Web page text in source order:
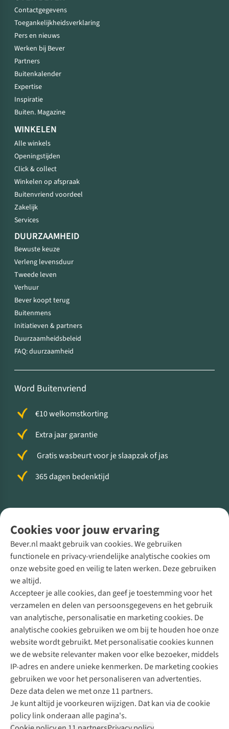
Cookies voor jouw ervaring
Bever.nl maakt gebruik van cookies. We gebruiken
functionele en privacy-vriendelijke analytische cookies om
onze website goed en veilig te laten werken. Deze gebruiken
we altijd.
Accepteer je alle cookies, dan geef je toestemming voor het
verzamelen en delen van persoonsgegevens en het gebruik
van analytische, personalisatie en marketing cookies. De
analytische cookies gebruiken we om bij te houden hoe onze
website wordt gebruikt. Met personalisatie cookies kunnen
we de website relevanter maken voor elke bezoeker, middels
IP-adres en andere unieke kenmerken. De marketing cookies
gebruiken we voor het personaliseren van advertenties.
Deze data delen we met onze 11 partners.
Je kunt altijd je voorkeuren wijzigen. Dat kan via de cookie
policy link onderaan alle pagina's.
Contactgegevens
Toegankelijkheidsverklaring
Pers en nieuws
Werken bij Bever
Partners
Buitenkalender
Expertise
Inspiratie
Buiten. Magazine
WINKELEN
Alle winkels
Openingstijden
Click & collect
Winkelen op afspraak
Buitenvriend voordeel
Zakelijk
Services
DUURZAAMHEID
Bewuste keuze
Verleng levensduur
Tweede leven
Verhuur
Bever koopt terug
Buitenmens
Initiatieven & partners
Duurzaamheidsbeleid
FAQ: duurzaamheid
Word Buitenvriend
€10 welkomstkorting
Extra jaar garantie
Gratis wasbeurt voor je slaapzak of jas
365 dagen bedenktijd
Direct advies van een Buitenexpert
+31 (0)85 888 50 88
+31 6 12 28 49 80
Contactformulier